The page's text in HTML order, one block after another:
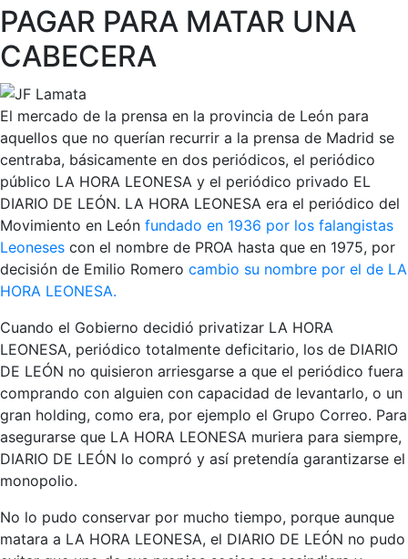
PAGAR PARA MATAR UNA
CABECERA
El mercado de la prensa en la provincia de León para
aquellos que no querían recurrir a la prensa de Madrid se
centraba, básicamente en dos periódicos, el periódico
público LA HORA LEONESA y el periódico privado EL
DIARIO DE LEÓN. LA HORA LEONESA era el periódico del
Movimiento en León fundado en 1936 por los falangistas
Leoneses con el nombre de PROA hasta que en 1975, por
decisión de Emilio Romero cambio su nombre por el de LA
HORA LEONESA.
Cuando el Gobierno decidió privatizar LA HORA
LEONESA, periódico totalmente deficitario, los de DIARIO
DE LEÓN no quisieron arriesgarse a que el periódico fuera
comprando con alguien con capacidad de levantarlo, o un
gran holding, como era, por ejemplo el Grupo Correo. Para
asegurarse que LA HORA LEONESA muriera para siempre,
DIARIO DE LEÓN lo compró y así pretendía garantizarse el
monopolio.
No lo pudo conservar por mucho tiempo, porque aunque
matara a LA HORA LEONESA, el DIARIO DE LEÓN no pudo